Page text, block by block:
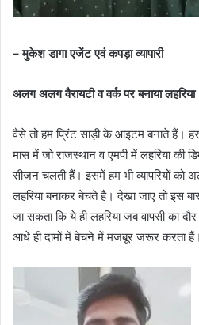
– मुकेश डागा एजेंट एवं कपड़ा व्यापारी
अलग अलग वैरायटी व वर्क पर बनाया लहरिया
वैसे तो हम प्रिंट साड़ी के आइटम बनाते हैं।
मास में जो राजस्थान व एमपी में लहरिया की
सीजन चलती हैं। इसमें हम भी व्यापरियों को
लहरिया बनाकर बेचते है। देखा जाए तो इस
जा सकता कि ये ही लहरिया जब वापसी का
आधे ही दामों में बेचने में मजबूर जरूर करता हैं।